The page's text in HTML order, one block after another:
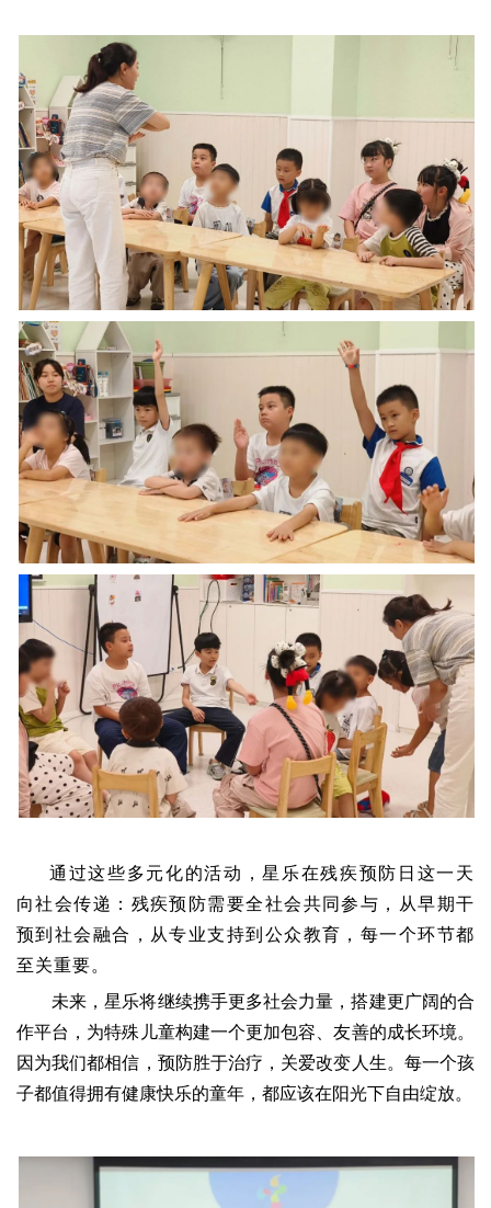
通过这些多元化的活动，星乐在残疾预防日这一天
向社会传递：残疾预防需要全社会共同参与，从早期干
预到社会融合，从专业支持到公众教育，每一个环节都
至关重要。
未来，星乐将继续携手更多社会力量，搭建更广阔的合
作平台，为特殊儿童构建一个更加包容、友善的成长环境。
因为我们都相信，预防胜于治疗，关爱改变人生。每一个孩
子都值得拥有健康快乐的童年，都应该在阳光下自由绽放。